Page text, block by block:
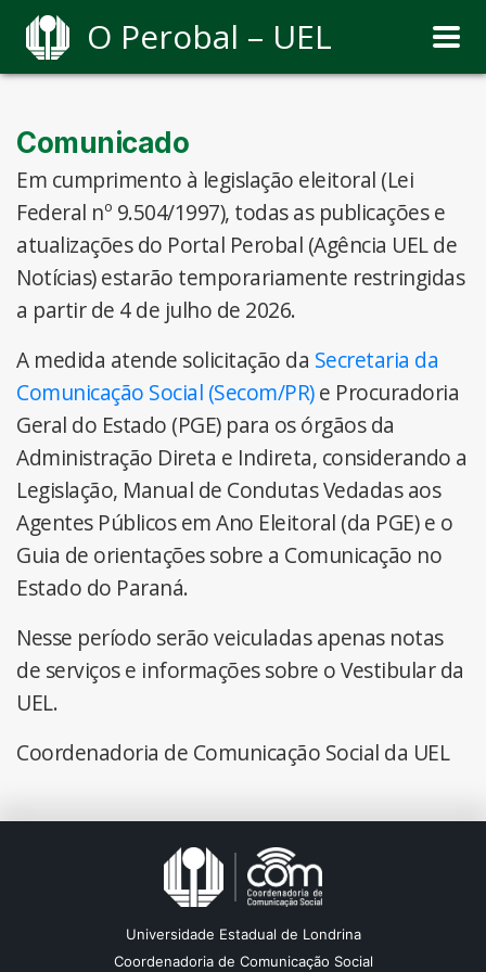
O Perobal – UEL
Comunicado
Em cumprimento à legislação eleitoral (Lei
Federal nº 9.504/1997), todas as publicações e
atualizações do Portal Perobal (Agência UEL de
Notícias) estarão temporariamente restringidas
a partir de 4 de julho de 2026.
A medida atende solicitação da Secretaria da
Comunicação Social (Secom/PR)e Procuradoria
Geral do Estado (PGE) para os órgãos da
Administração Direta e Indireta, considerando a
Legislação, Manual de Condutas Vedadas aos
Agentes Públicos em Ano Eleitoral (da PGE) e o
Guia de orientações sobre a Comunicação no
Estado do Paraná.
Nesse período serão veiculadas apenas notas
de serviços e informações sobre o Vestibular da
UEL.
Coordenadoria de Comunicação Social da UEL
Universidade Estadual de Londrina
Coordenadoria de Comunicação Social